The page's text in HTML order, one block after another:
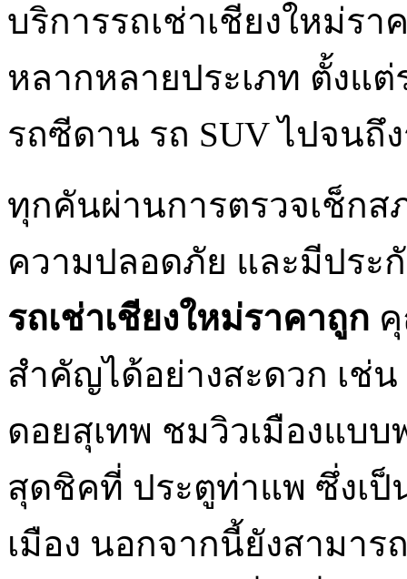
บริการรถเช่าเชียงใหม่ร
หลากหลายประเภท ตั้งแ
รถซีดาน รถ SUV ไปจน
ทุกคันผ่านการตรวจเช็กส
ความปลอดภัย และมีประ
รถเช่าเชียงใหม่ราคาถูก
สำคัญได้อย่างสะดวก เช่
ดอยสุเทพ ชมวิวเมืองแบ
สุดชิคที่ ประตูท่าแพ ซึ่งเ
เมือง นอกจากนี้ยังสามา